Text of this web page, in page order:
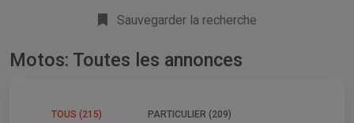
Sauvegarder la recherche
Motos: Toutes les annonces
TOUS (215) PARTICULIER (209)